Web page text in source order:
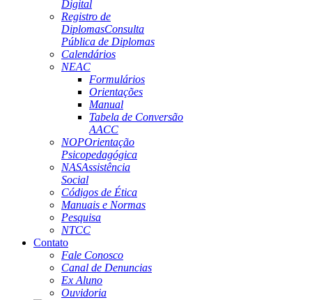
Digital
Registro de
DiplomasConsulta
Pública de Diplomas
Calendários
NEAC
Formulários
Orientações
Manual
Tabela de Conversão
AACC
NOPOrientação
Psicopedagógica
NASAssistência
Social
Códigos de Ética
Manuais e Normas
Pesquisa
NTCC
Contato
Fale Conosco
Canal de Denuncias
Ex Aluno
Ouvidoria